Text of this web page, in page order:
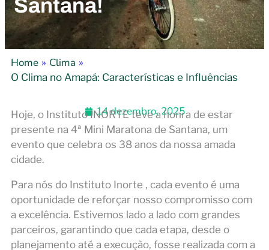
Santana!
Home » Clima »
O Clima no Amapá: Características e Influências
14 dezembro, 2025
Hoje, o Instituto INORTE teve a honra de estar
presente na 4ª Mini Maratona de Santana, um
evento que celebra os 38 anos da nossa amada
cidade.
Para nós do Instituto Inorte , cada evento é uma
oportunidade de reforçar nosso compromisso com
a excelência. Estivemos lado a lado com grandes
parceiros, garantindo que cada etapa, desde o
planejamento até a execução, fosse realizada com a